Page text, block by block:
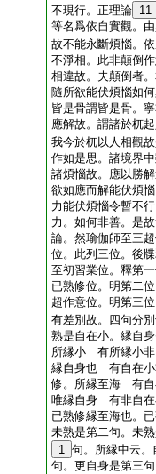
不現行。正理論 11
等名爲依自實觀。
故不能永斷煩惱。
不淨相。此非顛倒
相違故。夫顛倒者
隨所欲能伏煩惱如
皆是骨謂皆是骨。
應解故。謂諸於杌
我今於杌以人相觀
作如是思。諸境界
諸煩惱故。應以勝
欲如應而解能伏煩
力能伏煩惱令暫不
力。如何非善。是
論。然瑜伽師至三
位。此列三位。
至初習業位。釋
已熟修位。明第
超作意位。明第
有差別故。四句分
熟是自在小。縁自
所縁小 有所縁小非
縁自身也 有自在小
修。所縁至海 有自
唯縁自身 有非自在
已熟修縁至海也。
未熟是第二句。未
1 句。所縁中云
句。更自身是第三